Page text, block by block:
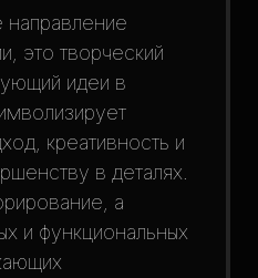
это творческий
идеи в
креативность и
в деталях.
а
и функциональных